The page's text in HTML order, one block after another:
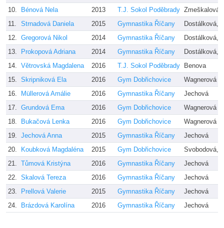
10.
Bénová Nela 2013 T.J. Sokol Poděbrady Zmeškalová,
11.
Strnadová Daniela 2015 Gymnastika Říčany
Dostálková,
12. Gregorová Nikol 2014 Gymnastika Říčany
Dostálková,
13.
Prokopová Adriana 2014 Gymnastika Říčany
Dostálková,
14. Větrovská Magdalena 2016 T.J. Sokol Poděbrady
Benova
15. Skripniková Ela 2016 Gym Dobřichovice
Wagnerová
16.
Müllerová Amálie 2016 Gymnastika Říčany
Jechová
17. Grundová Ema 2016 Gym Dobřichovice
Wagnerová
18.
Bukačová Lenka 2016 Gym Dobřichovice
Wagnerová
19. Jechová Anna 2015 Gymnastika Říčany
Jechová
20.
Koubková Magdaléna 2015 Gym Dobřichovice
Svobodová,
21. Tůmová Kristýna 2016 Gymnastika Říčany
Jechová
22. Skalová Tereza 2016 Gymnastika Říčany
Jechová
23.
Prellová Valerie 2015 Gymnastika Říčany
Jechová
24.
Brázdová Karolína 2016 Gymnastika Říčany Jechová